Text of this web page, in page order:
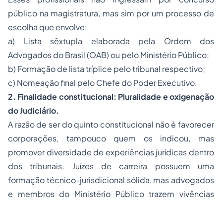
público na magistratura, mas sim por um processo de
escolha que envolve:
a) Lista sêxtupla elaborada pela Ordem dos
Advogados do Brasil (OAB) ou pelo Ministério Público;
b) Formação de lista tríplice pelo tribunal respectivo;
c) Nomeação final pelo Chefe do Poder Executivo.
2. Finalidade constitucional: Pluralidade e oxigenação
do Judiciário.
A razão de ser do quinto constitucional não é favorecer
corporações, tampouco quem os indicou, mas
promover diversidade de experiências jurídicas dentro
dos tribunais. Juízes de carreira possuem uma
formação técnico-jurisdicional sólida, mas advogados
e membros do Ministério Público trazem vivências